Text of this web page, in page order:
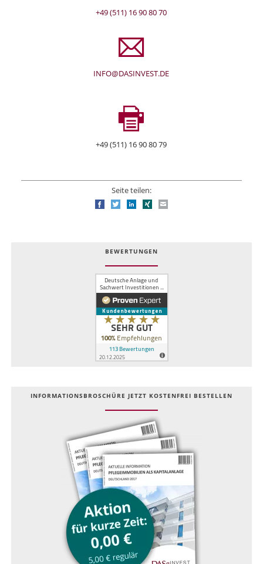
+49 (511) 16 90 80 70
INFO@DASINVEST.DE
+49 (511) 16 90 80 79
Seite teilen:
FacebookTwitterLinkedIn
Xing
BEWERTUNGEN
INFOR­MATIONS­BROSCHÜRE JETZT KOSTEN­FREI BESTELLEN